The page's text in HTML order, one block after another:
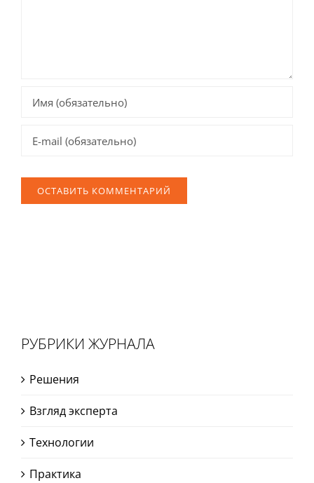
РУБРИКИ ЖУРНАЛА
Решения
Взгляд эксперта
Технологии
Практика